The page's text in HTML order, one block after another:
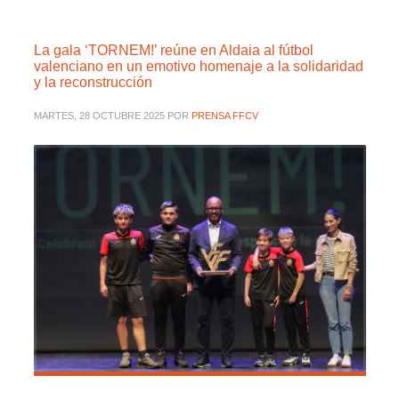
La gala ‘TORNEM!’ reúne en Aldaia al fútbol
valenciano en un emotivo homenaje a la solidaridad
y la reconstrucción
MARTES, 28 OCTUBRE 2025 POR PRENSA FFCV